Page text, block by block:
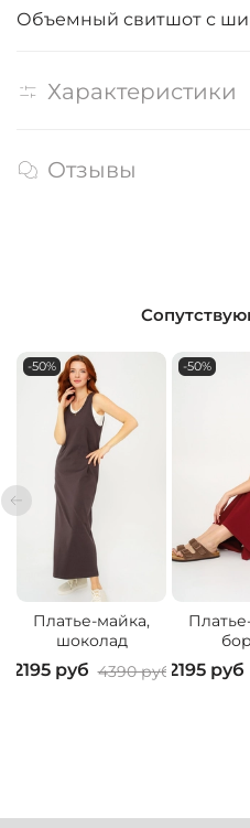
Объемный свитшот с
Характеристики
Отзывы
-50%
Платье-майка,
шоколад
2195 руб 4390 руб
-50%
2195 руб